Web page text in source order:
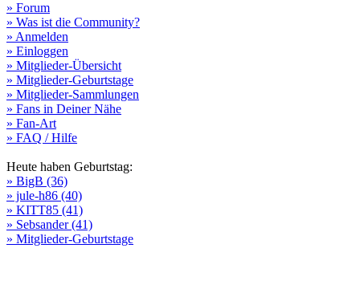
» Forum
» Was ist die Community?
» Anmelden
» Einloggen
» Mitglieder-Übersicht
» Mitglieder-Geburtstage
» Mitglieder-Sammlungen
» Fans in Deiner Nähe
» Fan-Art
» FAQ / Hilfe
Heute haben Geburtstag:
» BigB (36)
» jule-h86 (40)
» KITT85 (41)
» Sebsander (41)
» Mitglieder-Geburtstage